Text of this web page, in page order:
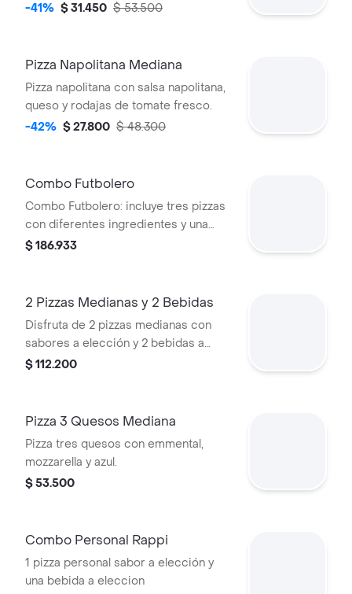
-41% $ 31.450 $ 53.500
Pizza Napolitana Mediana
Pizza napolitana con salsa napolitana,
queso y rodajas de tomate fresco.
-42% $ 27.800 $ 48.300
Combo Futbolero
Combo Futbolero: incluye tres pizzas
con diferentes ingredientes y una
botella de Coca-Cola.
$ 186.933
2 Pizzas Medianas y 2 Bebidas
Disfruta de 2 pizzas medianas con
sabores a elección y 2 bebidas a
elección. Ideal para compartir.
$ 112.200
Pizza 3 Quesos Mediana
Pizza tres quesos con emmental,
mozzarella y azul.
$ 53.500
Combo Personal Rappi
1 pizza personal sabor a elección y
una bebida a eleccion